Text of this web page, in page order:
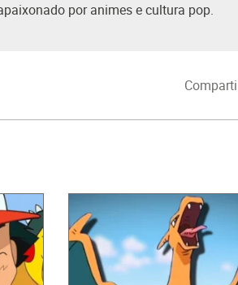
por animes e cultura pop.